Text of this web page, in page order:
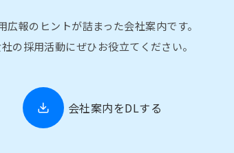
広報のヒントが詰まった会社案内です。
の採用活動にぜひお役立てください。
会社案内をDLする